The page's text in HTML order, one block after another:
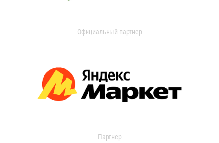
Официальный партнер
Партнер